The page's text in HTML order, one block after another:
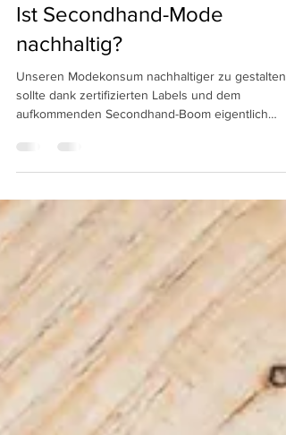
Ist Secondhand-Mode
nachhaltig?
Unseren Modekonsum nachhaltiger zu gestalten,
sollte dank zertifizierten Labels und dem
aufkommenden Secondhand-Boom eigentlich